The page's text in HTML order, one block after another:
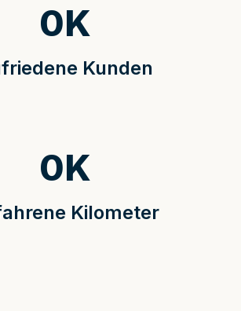
Kunden
0K
Kilometer
0K